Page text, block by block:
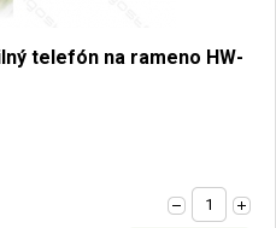
telefón na rameno HW-